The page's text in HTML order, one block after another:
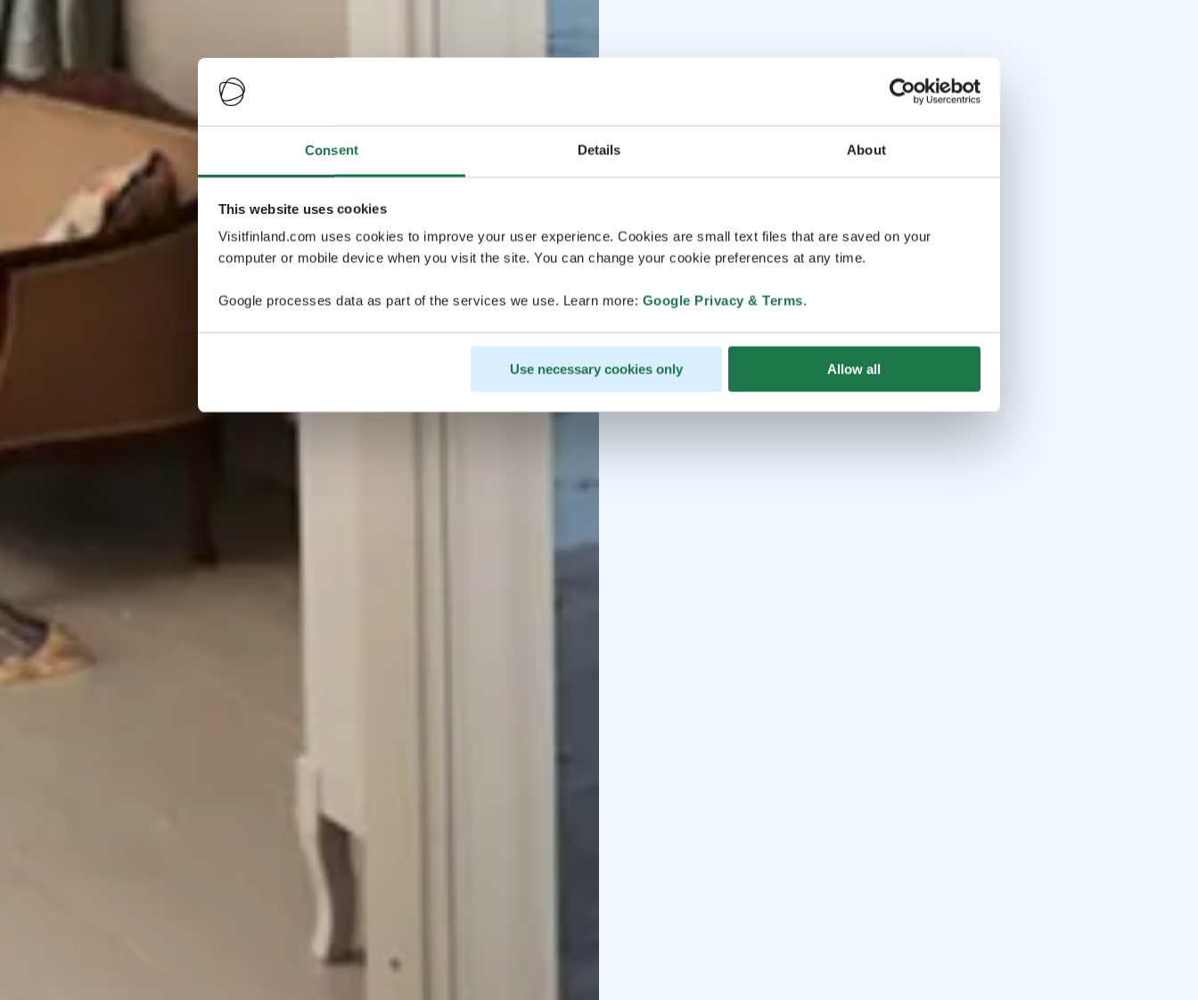
Consent Details About
This website uses cookies
Visitfinland.com uses cookies to improve your user experience. Cookies are small text files that are saved on your
computer or mobile device when you visit the site. You can change your cookie preferences at any time.
Google processes data as part of the services we use. Learn more: Google Privacy & Terms.
Use necessary cookies only Allow all